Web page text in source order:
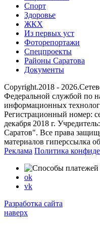
Спорт
Здоровье
ЖКХ
Из пеpвых уст
Фоторепортажи
Спецпроекты
Районы Саратова
Документы
Copyright.2018 -
Федеральной службой по
информационных
Регистрационный номер:
декабря 2018 г.
Саратов". Все права
материалов гиперссылка
Реклама Политика
ok
vk
Разработка сайта
наверх